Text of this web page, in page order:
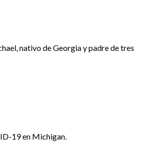
nativo de Georgia y padre de tres
19 en Michigan.